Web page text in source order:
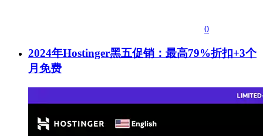
0
2024年Hostinger黑五促销：最高79%折扣+3个
月免费